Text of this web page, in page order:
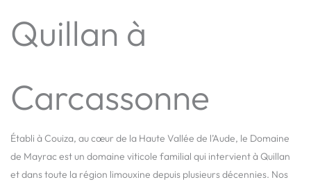
Quillan à
Carcassonne
Établi à Couiza, au cœur de la Haute Vallée de l’Aude, le Domaine
de Mayrac est un domaine viticole familial qui intervient à Quillan
et dans toute la région limouxine depuis plusieurs décennies. Nos